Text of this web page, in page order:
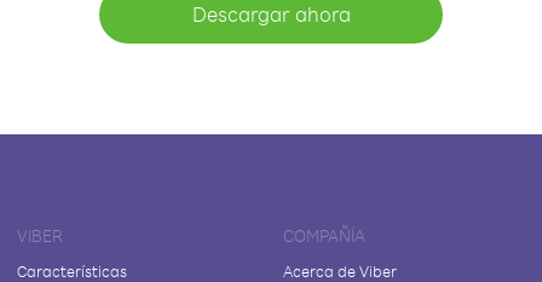
Descargar ahora
VIBER
Características
COMPAÑÍA
Acerca de Viber